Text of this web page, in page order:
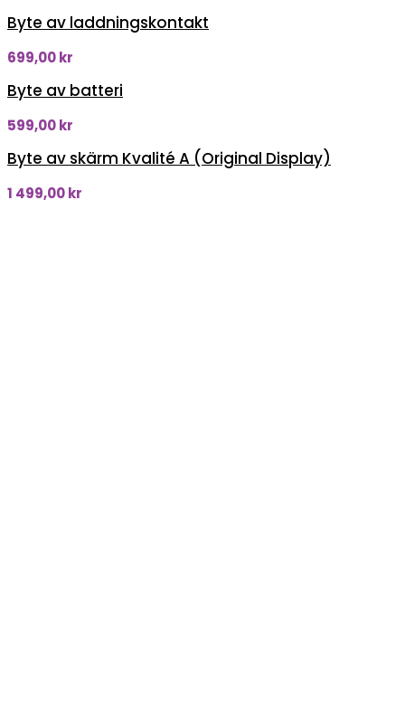
Byte av laddningskontakt
699,00kr
Byte av batteri
599,00kr
Byte av skärm Kvalité A (Original Display)
1 499,00kr